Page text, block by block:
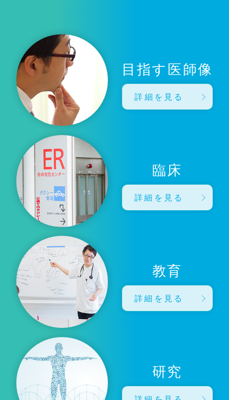
目指す医師像
詳細を見る
臨床
詳細を見る
教育
詳細を見る
研究